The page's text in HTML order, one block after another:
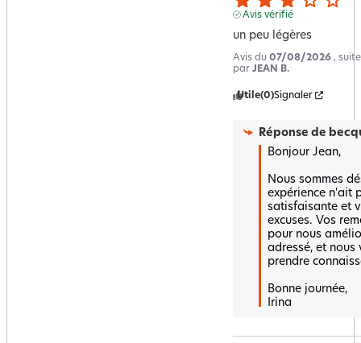
Avis vérifié
un peu légères
Avis du 07/08/2026 ,
par JEAN B.
Utile(0)Signaler
Réponse de
Bonjour Jean,
Nous sommes
expérience n'ait
satisfaisante et
excuses. Vos
pour nous
adressé, et nous
prendre
Bonne journée,
Irina